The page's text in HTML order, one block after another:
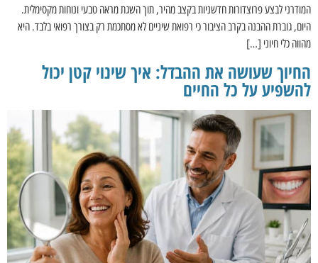
המודרני לבצע פרוצדורות חדשניות בקצב מהיר, תוך השגת מראה טבעי ונוחות מקסימלית.
היום, גוברת ההבנה בקרב הציבור כי רפואת שיניים לא מסתכמת רק בצורך רפואי בלבד. היא
מהווה כלי חיוני […]
החיוך שעושה את ההבדל: איך שינוי קטן יכול
להשפיע על כל החיים